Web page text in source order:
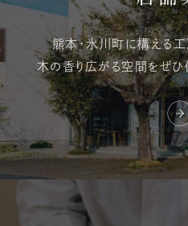
熊本・氷川町に構える工
木の香り広がる空間をぜひ